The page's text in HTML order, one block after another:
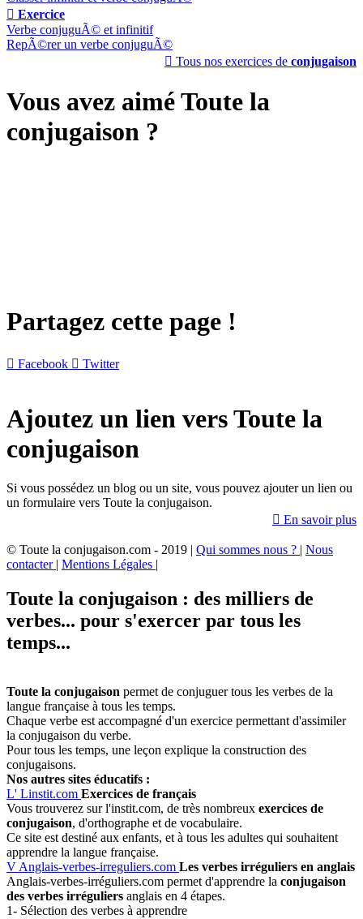
 Exercice
Verbe conjuguÃ© et infinitif
RepÃ©rer un verbe conjuguÃ©
 Tous nos exercices de conjugaison
Vous avez aimé Toute la
conjugaison ?
Partagez cette page !
 Facebook  Twitter
Ajoutez un lien vers Toute la
conjugaison
Si vous possédez un blog ou un site, vous pouvez ajouter un lien ou
un formulaire vers Toute la conjugaison.
 En savoir plus
© Toute la conjugaison.com - 2019 | Qui sommes nous ? | Nous
contacter | Mentions Légales |
Toute la conjugaison : des milliers de
verbes... pour s'exercer par tous les
temps...
Toute la conjugaison permet de conjuguer tous les verbes de la
langue française à tous les temps.
Chaque verbe est accompagné d'un exercice permettant d'assimiler
la conjugaison du verbe.
Pour tous les temps, une leçon explique la construction des
conjugaisons.
Nos autres sites éducatifs :
L' Linstit.com Exercices de français
Vous trouverez sur l'instit.com, de très nombreux exercices de
conjugaison, d'orthographe et de vocabulaire.
Ce site est destiné aux enfants, et à tous les adultes qui souhaitent
apprendre la langue française.
V Anglais-verbes-irreguliers.com Les verbes irréguliers en anglais
Anglais-verbes-irréguliers.com permet d'apprendre la conjugaison
des verbes irréguliers anglais en 4 étapes.
1- Sélection des verbes à apprendre